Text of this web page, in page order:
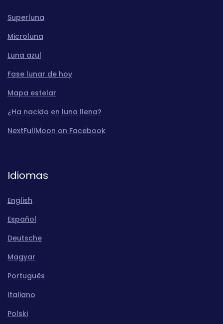
Superluna
Microluna
Luna azul
Fase lunar de hoy
Mapa estelar
¿Ha nacido en luna llena?
NextFullMoon on Facebook
Idiomas
English
Español
Deutsche
Magyar
Português
Italiano
Polski